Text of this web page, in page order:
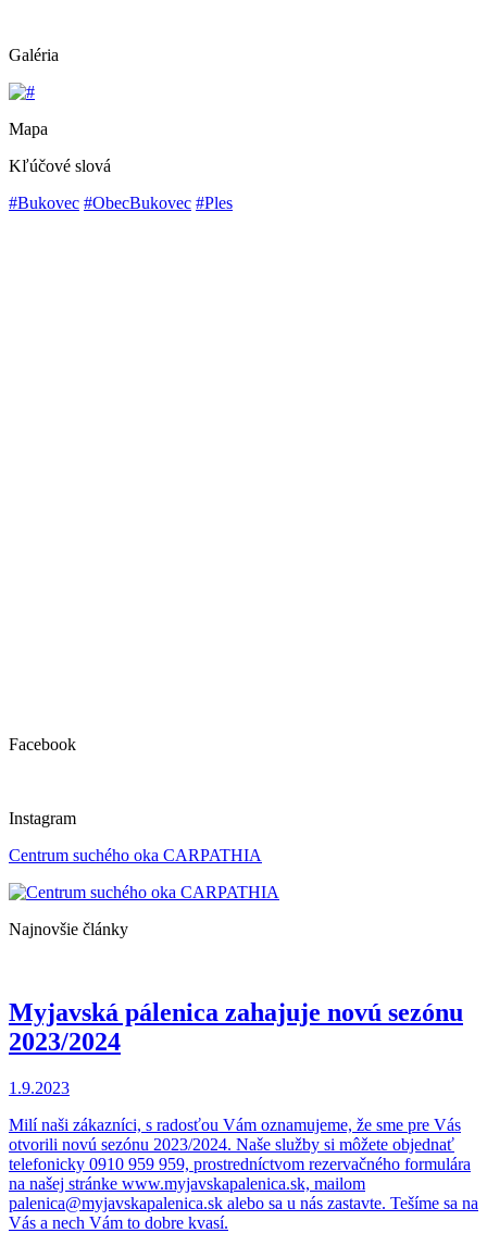
Galéria
Mapa
Kľúčové slová
#Bukovec #ObecBukovec #Ples
Facebook
Instagram
Centrum suchého oka CARPATHIA
Najnovšie články
Myjavská pálenica zahajuje novú sezónu
2023/2024
1.9.2023
Milí naši zákazníci, s radosťou Vám oznamujeme, že sme pre Vás
otvorili novú sezónu 2023/2024. Naše služby si môžete objednať
telefonicky 0910 959 959, prostredníctvom rezervačného formulára
na našej stránke www.myjavskapalenica.sk, mailom
palenica@myjavskapalenica.sk alebo sa u nás zastavte. Tešíme sa na
Vás a nech Vám to dobre kvasí.